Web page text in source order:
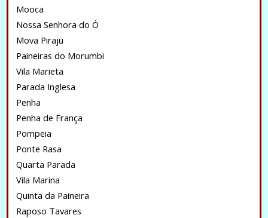
Mooca
Nossa Senhora do Ó
Mova Piraju
Paineiras do Morumbi
Vila Marieta
Parada Inglesa
Penha
Penha de França
Pompeia
Ponte Rasa
Quarta Parada
Vila Marina
Quinta da Paineira
Raposo Tavares